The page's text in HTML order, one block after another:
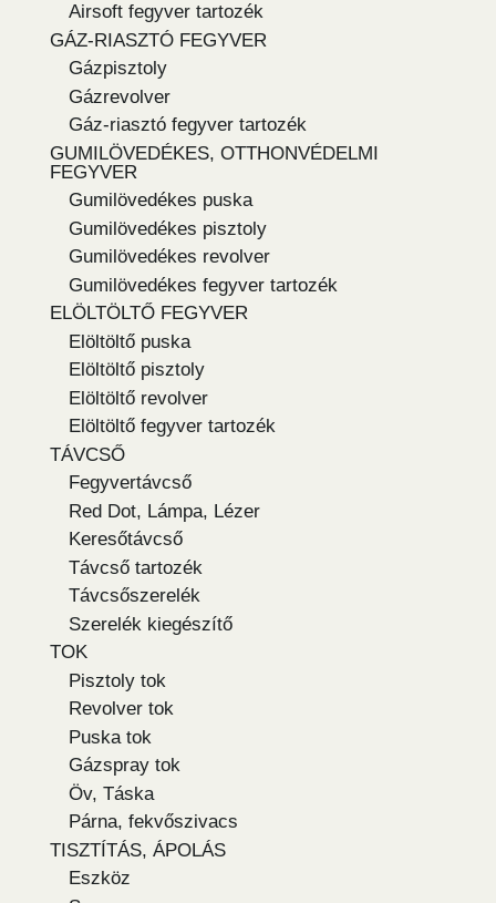
Airsoft fegyver tartozék
GÁZ-RIASZTÓ FEGYVER
Gázpisztoly
Gázrevolver
Gáz-riasztó fegyver tartozék
GUMILÖVEDÉKES, OTTHONVÉDELMI
FEGYVER
Gumilövedékes puska
Gumilövedékes pisztoly
Gumilövedékes revolver
Gumilövedékes fegyver tartozék
ELÖLTÖLTŐ FEGYVER
Elöltöltő puska
Elöltöltő pisztoly
Elöltöltő revolver
Elöltöltő fegyver tartozék
TÁVCSŐ
Fegyvertávcső
Red Dot, Lámpa, Lézer
Keresőtávcső
Távcső tartozék
Távcsőszerelék
Szerelék kiegészítő
TOK
Pisztoly tok
Revolver tok
Puska tok
Gázspray tok
Öv, Táska
Párna, fekvőszivacs
TISZTÍTÁS, ÁPOLÁS
Eszköz